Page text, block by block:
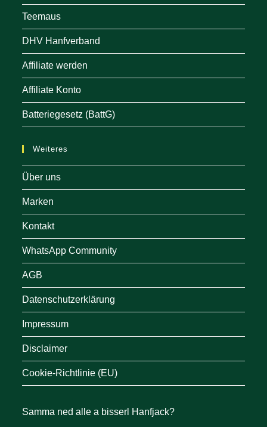
Teemaus
DHV Hanfverband
Affiliate werden
Affiliate Konto
Batteriegesetz (BattG)
Weiteres
Über uns
Marken
Kontakt
WhatsApp Community
AGB
Datenschutzerklärung
Impressum
Disclaimer
Cookie-Richtlinie (EU)
Samma ned alle a bisserl Hanfjack?